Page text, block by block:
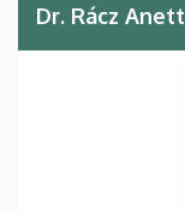
Dr. Rácz Anett